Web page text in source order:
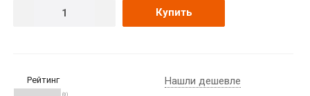
Купить
Рейтинг
(0)
Нашли дешевле